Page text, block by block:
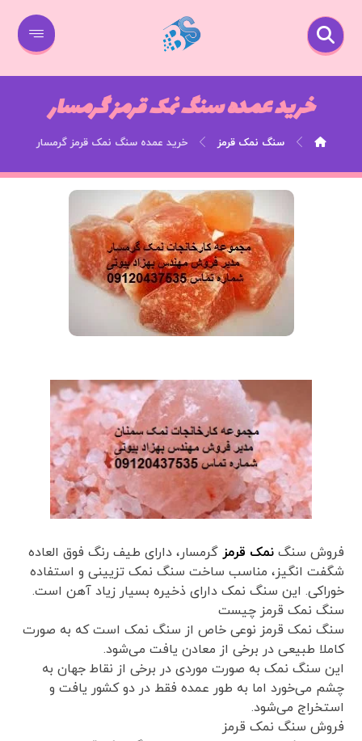
خرید عمده سنگ نمک قرمز گرمسار
سنگ نمک قرمز خرید عمده سنگ نمک قرمز گرمسار
فروش سنگنمک قرمز گرمسار، دارای طیف رنگ فوق العاده
شگفت انگیز، مناسب ساخت سنگ نمک تزیینی و استفاده
خوراکی. این سنگ نمک دارای ذخیره بسیار زیاد آهن است.
سنگ نمک قرمز چیست
سنگ نمک قرمز نوعی خاص از سنگ نمک است که به صورت
کاملا طبیعی در برخی از معادن یافت می‌شود.
این سنگ نمک به صورت موردی در برخی از نقاط جهان به
چشم می‌خورد اما به طور عمده فقط در دو کشور یافت و
استخراج می‌شود.
فروش سنگ نمک قرمز